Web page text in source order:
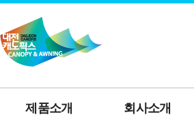
제품소개 회사소개